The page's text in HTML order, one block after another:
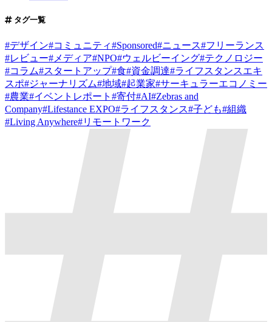
タグ一覧
#デザイン#コミュニティ#Sponsored#ニュース#フリーランス
#レビュー# メディア#NPO#ウェルビーイング#テクノロジー
#コラム#スタートアップ#食#資金調達#ライフスタンスエキ
スポ#ジャーナリズム#地域#起業家#サーキュラーエコノミー
#農業#イベントレポート #寄付#AI#Zebras and
Company#Lifestance EXPO#ライフスタンス#子ども#組織
#Living Anywhere#リモートワーク